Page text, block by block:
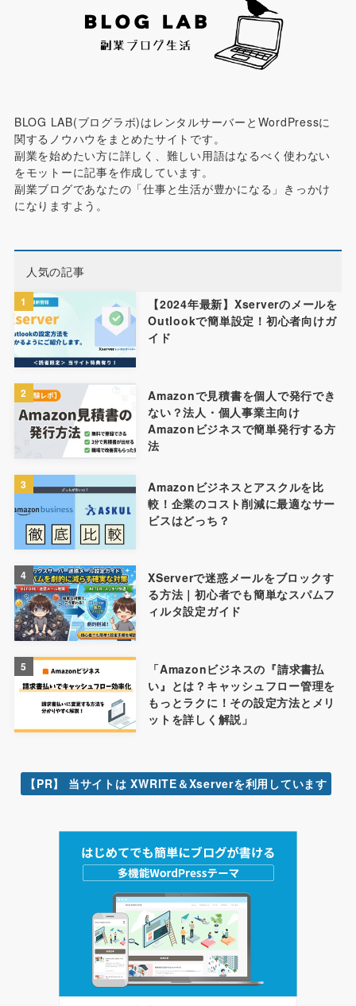
BLOG LAB(ブログラボ)はレンタルサーバーとWordPressに
関するノウハウをまとめたサイトです。
副業を始めたい方に詳しく、難しい用語はなるべく使わない
をモットーに記事を作成しています。
副業ブログであなたの「仕事と生活が豊かになる」きっかけ
になりますよう。
人気の記事
1
【2024年最新】Xserverのメールを
Outlookで簡単設定！初心者向けガ
イド
2
Amazonで見積書を個人で発行でき
ない？法人・個人事業主向け
Amazonビジネスで簡単発行する方
法
3
Amazonビジネスとアスクルを比
較！企業のコスト削減に最適なサー
ビスはどっち？
4
XServerで迷惑メールをブロックす
る方法｜初心者でも簡単なスパムフ
ィルタ設定ガイド
5
「Amazonビジネスの『請求書払
い』とは？キャッシュフロー管理を
もっとラクに！その設定方法とメリ
ットを詳しく解説」
【PR】 当サイトは XWRITE＆Xserverを利用しています